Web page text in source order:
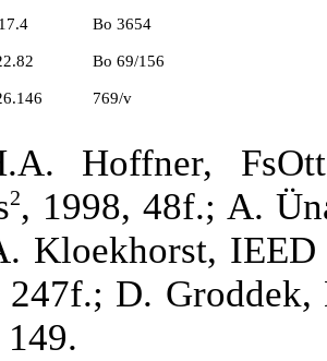
Bo 3654
Bo 69/156
769/v
Hoffner,
2, 1998, 48f.; A.
Kloekhorst,
247f.; D.